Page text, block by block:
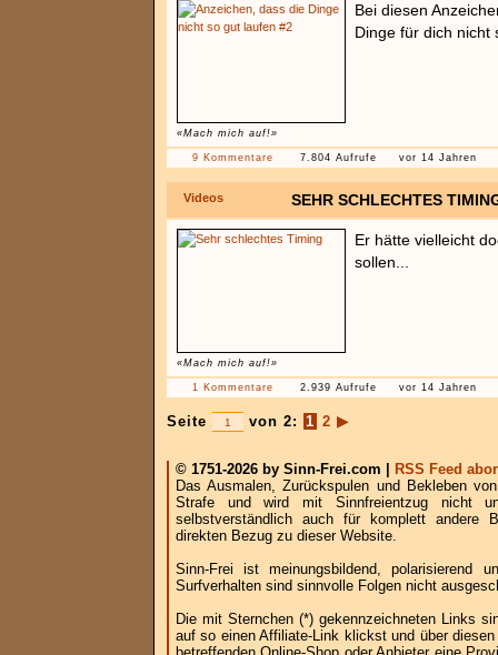
«Mach mich auf!»
Bei diesen
Dinge für dich nicht
9 Kommentare 7.804 Aufrufe vor 14 Jahren
Videos SEHR SCHLECHTES
«Mach mich auf!»
Er hätte vielleicht
sollen...
1 Kommentare 2.939 Aufrufe vor 14 Jahren
Seite von 2: 1 2 ▶
© 1751-2026 by Sinn-Frei.com |
RSS Feed
Das Ausmalen, Zurückspulen und Bekleben
Strafe und wird mit Sinnfreientzug nicht
selbstverständlich auch für komplett andere
direkten Bezug zu dieser Website.
Sinn-Frei ist meinungsbildend, polarisierend
Surfverhalten sind sinnvolle Folgen nicht
Die mit Sternchen (*) gekennzeichneten Links
auf so einen Affiliate-Link klickst und über